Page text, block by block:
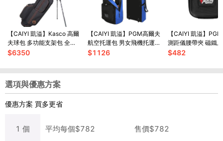
【CAIYI 凱溢】Kasco 高爾
夫球包 多功能支架包 全套
高爾夫球桿包 高爾夫球袋
$6350
【CAIYI 凱溢】PGM高爾夫
航空托運包 男女飛機托運包
可折疊滑輪球袋 旅行球包
$1126
【CAIYI 凱溢】
測距儀腰帶夾 磁鐵
球包卡扣磁吸 硬殼
$482
選項與優惠方案
優惠方案 買多更省
1 個 平均每個$782 售價$782